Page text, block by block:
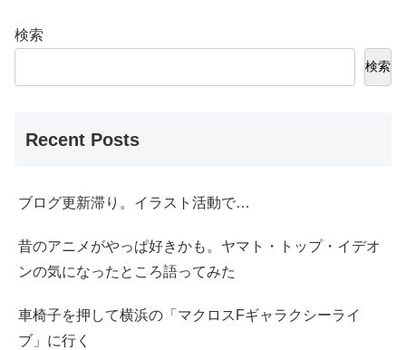
検索
検索
Recent Posts
ブログ更新滞り。イラスト活動で…
昔のアニメがやっぱ好きかも。ヤマト・トップ・イデオ
ンの気になったところ語ってみた
車椅子を押して横浜の「マクロスFギャラクシーライ
ブ」に行く